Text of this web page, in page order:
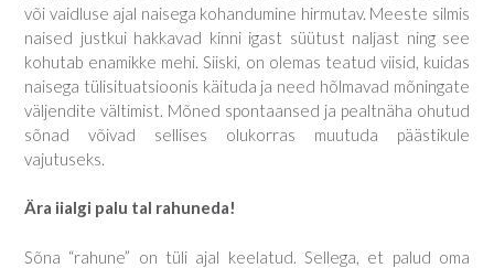
või vaidluse ajal naisega kohandumine hirmutav. Meeste silmis
naised justkui hakkavad kinni igast süütust naljast ning see
kohutab enamikke mehi. Siiski, on olemas teatud viisid, kuidas
naisega tülisituatsioonis käituda ja need hõlmavad mõningate
väljendite vältimist. Mõned spontaansed ja pealtnäha ohutud
sõnad võivad sellises olukorras muutuda päästikule
vajutuseks.
Ära iialgi palu tal rahuneda!
Sõna “rahune” on tüli ajal keelatud. Sellega, et palud oma